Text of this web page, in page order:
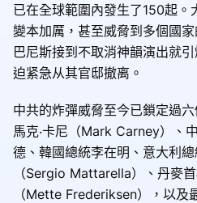
已在全球範圍內發生了150起
變本加厲，甚至威脅到多個國
巴尼斯接到不取消神韻演出就
迫紧急从其官邸撤离。
中共的炸彈威脅至今已鎖定過
馬克‧卡尼（Mark Carney）、
德、韓國總統李在明、意大利
（Sergio Mattarella）、丹麥
（Mette Frederiksen），以及